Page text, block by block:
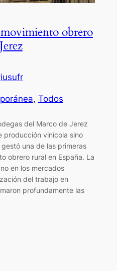
obrero
iusufr
, Todos
del Marco de Jerez
producción vinícola sino
una de las primeras
obrero rural en España. La
en los mercados
del trabajo en
profundamente las